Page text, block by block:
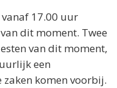
17.00 uur
dit moment. Twee
van dit moment,
een
zaken komen voorbij.